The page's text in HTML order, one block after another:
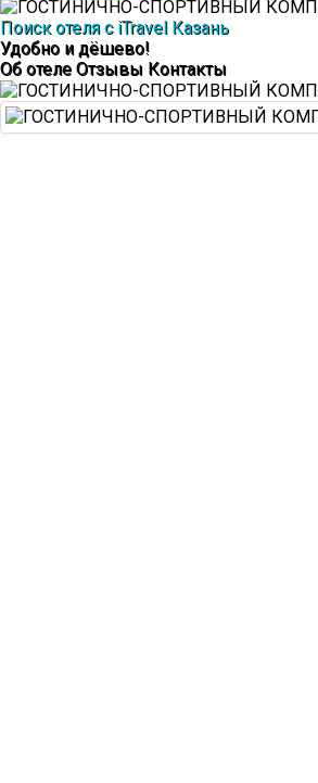
Поиск отеля с iTravel Казань
Удобно и дёшево!
Об отеле Отзывы Контакты